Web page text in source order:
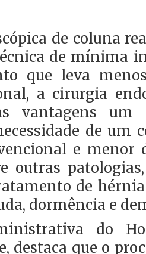
de coluna
de mínima
que leva
a cirurgia
vantagens um
de um
e menor
outras
de hérnia
dormência e
do
destaca que o